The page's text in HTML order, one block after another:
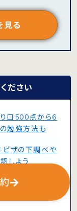
見る
ださい
口500点から6
勉強方法も
ビザの下調べや
しよう
すめ27選！初